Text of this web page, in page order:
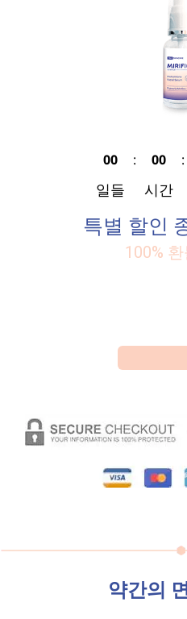
00
일들
: 00
시간
:
특별 할인
100%
약간의